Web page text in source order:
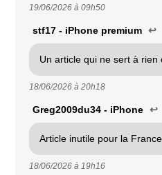
19/06/2026 à 09h50
stf17 - iPhone premium ↩
Un article qui ne sert à rien
18/06/2026 à 20h18
Greg2009du34 - iPhone ↩
Article inutile pour la France
18/06/2026 à 19h16